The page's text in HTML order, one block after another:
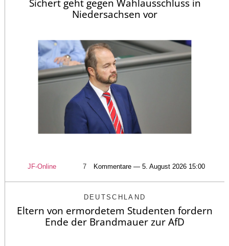
Sichert geht gegen Wahlausschluss in
Niedersachsen vor
JF-Online 7 Kommentare — 5. August 2026 15:00
DEUTSCHLAND
Eltern von ermordetem Studenten fordern
Ende der Brandmauer zur AfD